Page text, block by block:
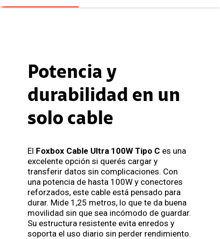
Potencia y
durabilidad en un
solo cable
El Foxbox Cable Ultra 100W Tipo C es una
excelente opción si querés cargar y
transferir datos sin complicaciones. Con
una potencia de hasta 100W y conectores
reforzados, este cable está pensado para
durar. Mide 1,25 metros, lo que te da buena
movilidad sin que sea incómodo de guardar.
Su estructura resistente evita enredos y
soporta el uso diario sin perder rendimiento.